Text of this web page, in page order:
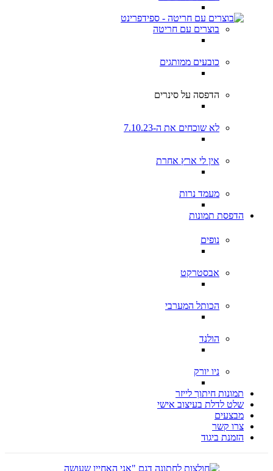
בוצרים עם חריטה
כובעים ממותגים
הדפסה על סינרים
לא שוכחים את ה-7.10.23
אין לי ארץ אחרת
מעמד נרות
הדפסת תמונות
נופים
אבסטרקט
הכותל המערבי
הולנד
ניו יורק
תמונות חיתוך לייזר
שלט לדלת בעיצוב אישי
מבצעים
צרו קשר
הזמנת ביגוד